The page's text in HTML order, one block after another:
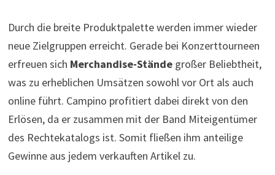
Durch die breite Produktpalette werden immer wieder
neue Zielgruppen erreicht. Gerade bei Konzerttourneen
erfreuen sich Merchandise-Ständegroßer Beliebtheit,
was zu erheblichen Umsätzen sowohl vor Ort als auch
online führt. Campino profitiert dabei direkt von den
Erlösen, da er zusammen mit der Band Miteigentümer
des Rechtekatalogs ist. Somit fließen ihm anteilige
Gewinne aus jedem verkauften Artikel zu.